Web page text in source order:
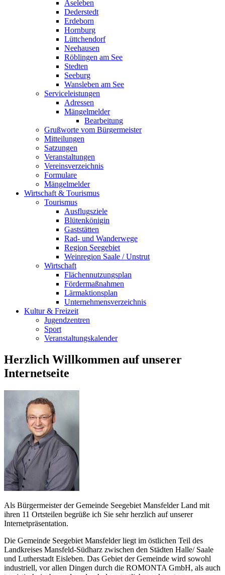
Aseleben
Dederstedt
Erdeborn
Hornburg
Lüttchendorf
Neehausen
Röblingen am See
Stedten
Seeburg
Wansleben am See
Serviceleistungen
Adressen
Mängelmelder
Bearbeitung
Grußworte vom Bürgermeister
Mitteilungen
Satzungen
Veranstaltungen
Vereinsverzeichnis
Formulare
Mängelmelder
Wirtschaft & Tourismus
Tourismus
Ausflugsziele
Blütenkönigin
Gaststätten
Rad- und Wanderwege
Region Seegebiet
Weinregion Saale / Unstrut
Wirtschaft
Flächennutzungsplan
Fördermaßnahmen
Lärmaktionsplan
Unternehmensverzeichnis
Kultur & Freizeit
Jugendzentren
Sport
Veranstaltungskalender
Herzlich Willkommen auf unserer
Internetseite
Als Bürgermeister der Gemeinde Seegebiet Mansfelder Land mit
ihren 11 Ortsteilen begrüße ich Sie sehr herzlich auf unserer
Internetpräsentation.
Die Gemeinde Seegebiet Mansfelder liegt im östlichen Teil des
Landkreises Mansfeld-Südharz zwischen den Städten Halle/ Saale
und Lutherstadt Eisleben. Das Gebiet der Gemeinde wird sowohl
industriell, vor allen Dingen durch die ROMONTA GmbH, als auch